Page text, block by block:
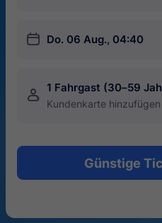
󱎗 Do. 06 Aug., 04:40
󱍂 1 Fahrgast (30–59
Kundenkarte hinzufügen
Günstige